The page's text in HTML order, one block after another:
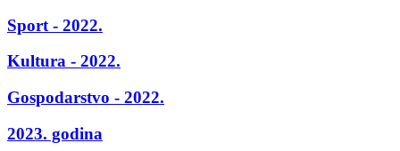
Sport - 2022.
Kultura - 2022.
Gospodarstvo - 2022.
2023. godina